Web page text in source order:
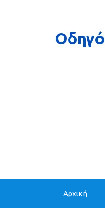
Αρχική